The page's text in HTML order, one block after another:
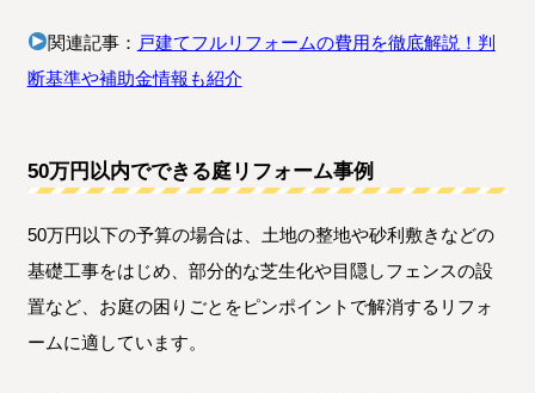
関連記事： 戸建てフルリフォームの費用を徹底解説！判
断基準や補助金情報も紹介
50万円以内でできる庭リフォーム事例
50万円以下の予算の場合は、土地の整地や砂利敷きなどの
基礎工事をはじめ、部分的な芝生化や目隠しフェンスの設
置など、お庭の困りごとをピンポイントで解消するリフォ
ームに適しています。